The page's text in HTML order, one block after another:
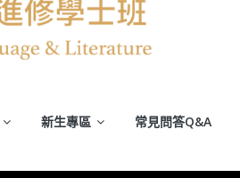
新生專區 常見問答Q&A